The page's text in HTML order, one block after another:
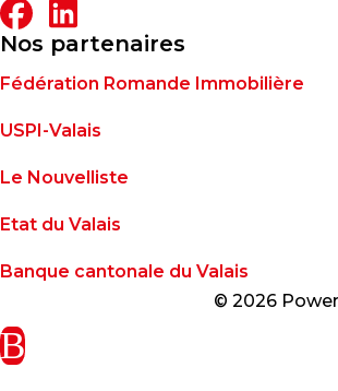
Nos partenaires
Fédération Romande Immobilière
USPI-Valais
Le Nouvelliste
Etat du Valais
Banque cantonale du Valais
© 2026